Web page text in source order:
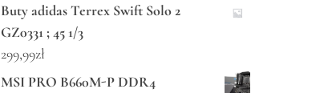
Buty adidas Terrex Swift Solo 2
GZ0331 ; 45 1/3
299,99zł
MSI PRO B660M-P DDR4